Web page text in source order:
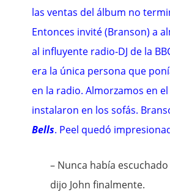
las ventas del álbum no
Entonces invité (Branson) a
al influyente radio-DJ de la
era la única persona que
en la radio. Almorzamos en
instalaron en los sofás.
Bells. Peel quedó
– Nunca había
dijo John finalmente.